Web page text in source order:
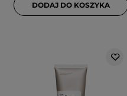
DODAJ DO KOSZYKA